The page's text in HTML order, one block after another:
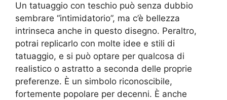
Un tatuaggio con teschio può senza dubbio
sembrare “intimidatorio”, ma c’è bellezza
intrinseca anche in questo disegno. Peraltro,
potrai replicarlo con molte idee e stili di
tatuaggio, e si può optare per qualcosa di
realistico o astratto a seconda delle proprie
preferenze. È un simbolo riconoscibile,
fortemente popolare per decenni. È anche